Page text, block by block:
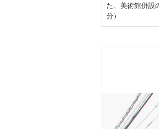
た、美術館併設
分）